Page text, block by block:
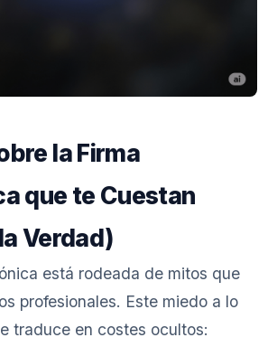
la Firma
que te Cuestan
Verdad)
está rodeada de mitos que
profesionales. Este miedo a lo
traduce en costes ocultos: